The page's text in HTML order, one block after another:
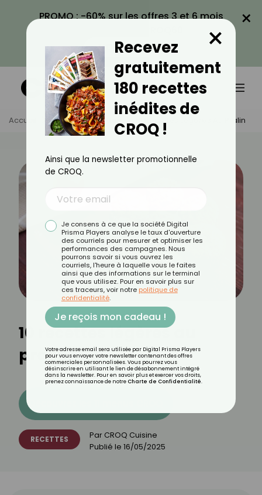
PROMO : -60% sur les offres 3 et 6 mois
VOIR LA PROMO
×
Accueil Actus Recettes 10 Recettes Légères Au Pralin
10 recettes légères au
pralin
RECETTES Par CROQ Cuisine
Publié le 16/05/2025
Recevez
gratuitement
180 recettes
inédites de
CROQ !
×
Ainsi que la newsletter promotionnelle
de CROQ.
Je consens à ce que la société Digital
Prisma Players analyse le taux d'ouverture
des courriels pour mesurer et optimiser les
performances des campagnes. Nous
pourrons savoir si vous ouvrez les
courriels, l'heure à laquelle vous le faites
ainsi que des informations sur le terminal
que vous utilisez. Pour en savoir plus sur
ces traceurs, voir notre politique de
confidentialité.
Je reçois mon cadeau !
Votre adresse email sera utilisée par Digital Prisma Players
pour vous envoyer votre newsletter contenant des offres
commerciales personnalisées. Vous pourrez vous
désinscrire en utilisant le lien de désabonnement intégré
dans la newsletter. Pour en savoir plus et exercer vos droits,
prenez connaissance de notre Charte de Confidentialité.